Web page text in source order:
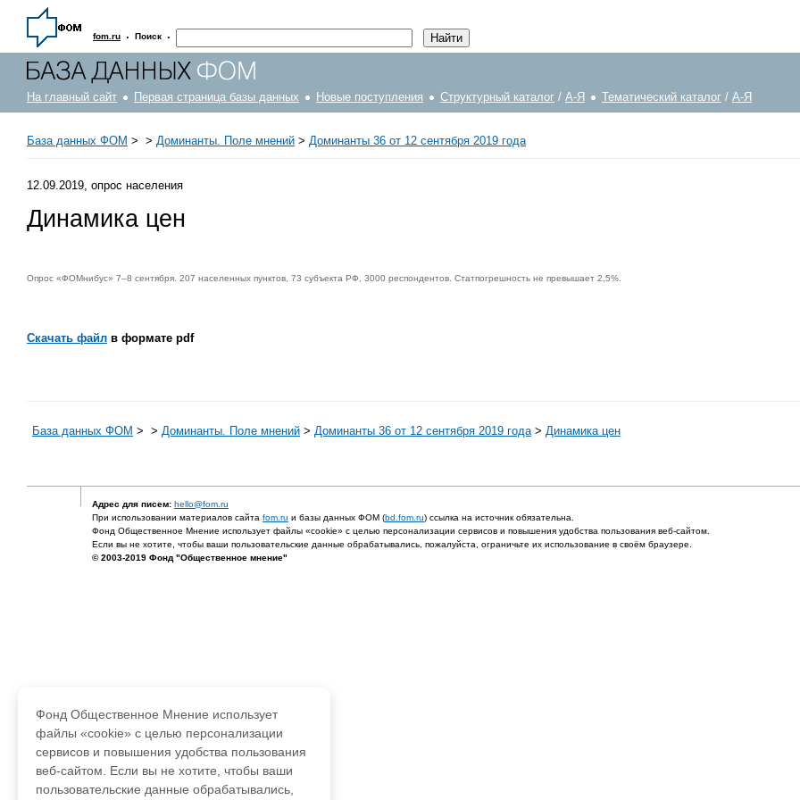
fom.ru · Поиск ·
На главный сайт Первая страница базы данных Новые поступления Структурный каталог / А-Я Тематический каталог / А-Я
База данных ФОМ > > Доминанты. Поле мнений > Доминанты 36 от 12 сентября 2019 года
12.09.2019, опрос населения
Динамика цен
Опрос «ФОМнибус» 7–8 сентября. 207 населенных пунктов, 73 субъекта РФ, 3000 респондентов. Статпогрешность не превышает 2,5%.
Скачать файл в формате pdf
База данных ФОМ > > Доминанты. Поле мнений > Доминанты 36 от 12 сентября 2019 года > Динамика цен
Адрес для писем: hello@fom.ru
При использовании материалов сайта fom.ru и базы данных ФОМ (bd.fom.ru) ссылка на источник обязательна.
Фонд Общественное Мнение использует файлы «cookie» с целью персонализации сервисов и повышения удобства пользования веб-сайтом.
Если вы не хотите, чтобы ваши пользовательские данные обрабатывались, пожалуйста, ограничьте их использование в своём браузере.
© 2003-2019 Фонд "Общественное мнение"
Фонд Общественное Мнение использует
файлы «cookie» с целью персонализации
сервисов и повышения удобства пользования
веб-сайтом. Если вы не хотите, чтобы ваши
пользовательские данные обрабатывались,